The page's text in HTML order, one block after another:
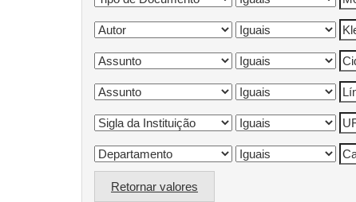
Retornar valores